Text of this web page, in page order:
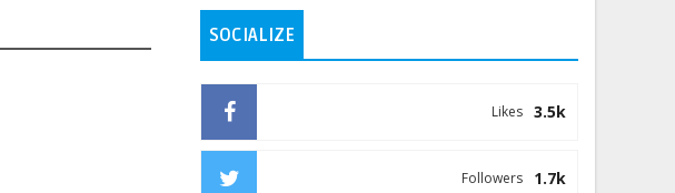
SOCIALIZE
3.5k
Likes
1.7k
Followers